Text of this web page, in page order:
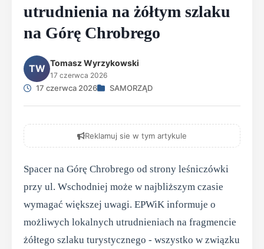
utrudnienia na żółtym szlaku
na Górę Chrobrego
TW Tomasz Wyrzykowski
17 czerwca 2026
17 czerwca 2026 SAMORZĄD
Reklamuj sie w tym artykule
Spacer na Górę Chrobrego od strony leśniczówki
przy ul. Wschodniej może w najbliższym czasie
wymagać większej uwagi. EPWiK informuje o
możliwych lokalnych utrudnieniach na fragmencie
żółtego szlaku turystycznego - wszystko w związku